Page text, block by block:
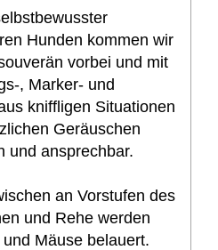
Hunden kommen wir
vorbei und mit
, Marker- und
kniffligen Situationen
Geräuschen
und ansprechbar.
an Vorstufen des
und Rehe werden
Mäuse belauert.